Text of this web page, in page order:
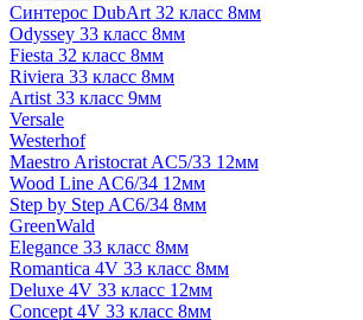
Синтерос DubArt 32 класс 8мм
Odyssey 33 класс 8мм
Fiesta 32 класс 8мм
Riviera 33 класс 8мм
Artist 33 класс 9мм
Versale
Westerhof
Maestro Aristocrat AC5/33 12мм
Wood Line AC6/34 12мм
Step by Step AC6/34 8мм
GreenWald
Elegance 33 класс 8мм
Romantica 4V 33 класс 8мм
Deluxe 4V 33 класс 12мм
Concept 4V 33 класс 8мм